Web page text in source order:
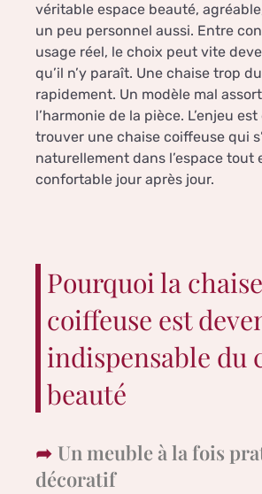
véritable espace beauté,
un peu personnel aussi. Entre
usage réel, le choix peut vite
qu’il n’y paraît. Une chaise trop
rapidement. Un modèle mal
l’harmonie de la pièce. L’enjeu
trouver une chaise coiffeuse qui
naturellement dans l’espace tout
confortable jour après jour.
Pourquoi la chaise
coiffeuse est
indispensable du
beauté
Un meuble à la fois
décoratif